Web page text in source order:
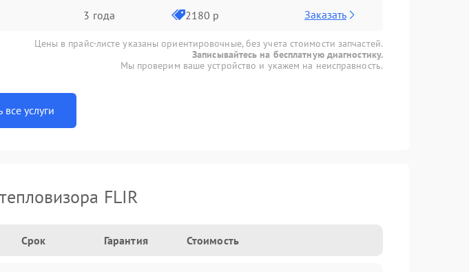
3 года 2180 р Заказать
Цены в прайс-листе указаны ориентировочные, без учета стоимости запчастей.
Записывайтесь на бесплатную диагностику.
Мы проверим ваше устройство и укажем на неисправность.
все услуги
FLIR
Срок Гарантия Стоимость